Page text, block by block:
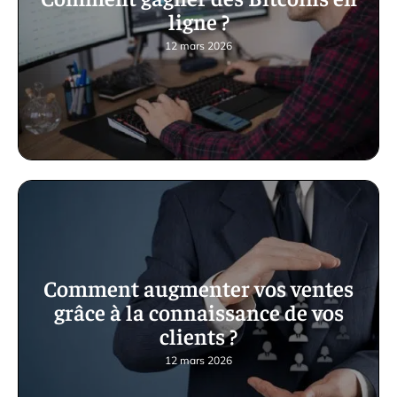
ligne ?
12 mars 2026
Comment augmenter vos ventes
grâce à la connaissance de vos
clients ?
12 mars 2026